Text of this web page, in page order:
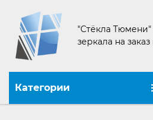
"Стёкла Тюмени"
зеркала на
Категории